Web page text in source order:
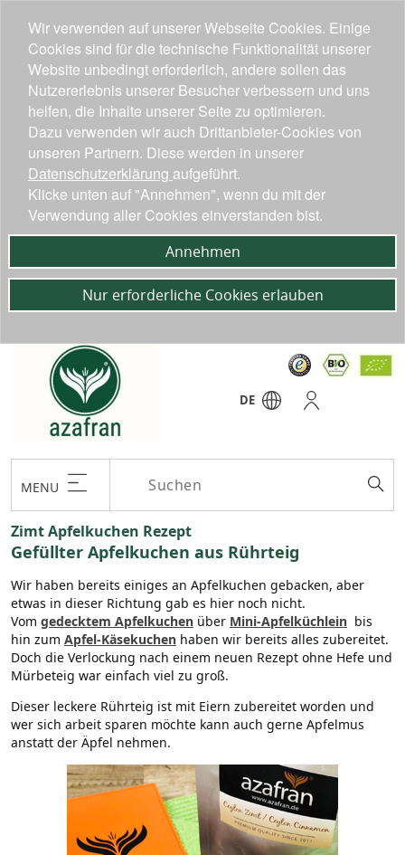
DE
MENU
Zimt Apfelkuchen Rezept
Gefüllter Apfelkuchen aus Rührteig
Wir haben bereits einiges an Apfelkuchen gebacken, aber
etwas in dieser Richtung gab es hier noch nicht.
Vom gedecktem Apfelkuchen über Mini-Apfelküchlein bis
hin zum Apfel-Käsekuchen haben wir bereits alles zubereitet.
Doch die Verlockung nach einem neuen Rezept ohne Hefe und
Mürbeteig war einfach viel zu groß.
Dieser leckere Rührteig ist mit Eiern zubereitet worden und
wer sich arbeit sparen möchte kann auch gerne Apfelmus
anstatt der Äpfel nehmen.
Wir verwenden auf unserer Webseite Cookies. Einige
Cookies sind für die technische Funktionalität unserer
Website unbedingt erforderlich, andere sollen das
Nutzererlebnis unserer Besucher verbessern und uns
helfen, die Inhalte unserer Seite zu optimieren.
Dazu verwenden wir auch Drittanbieter-Cookies von
unseren Partnern. Diese werden in unserer
Datenschutzerklärung aufgeführt.
Klicke unten auf "Annehmen", wenn du mit der
Verwendung aller Cookies einverstanden bist.
Annehmen
Nur erforderliche Cookies erlauben